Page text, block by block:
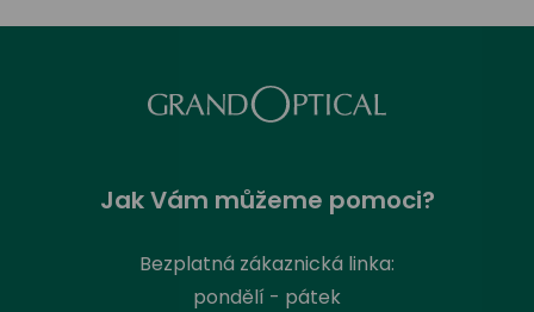
Jak Vám můžeme pomoci?
Bezplatná zákaznická linka:
pondělí - pátek